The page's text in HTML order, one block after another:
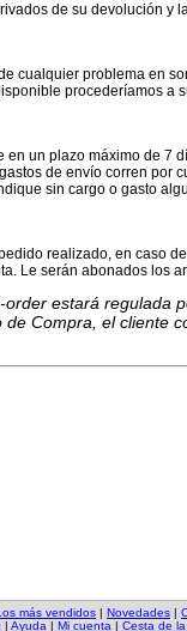
de su devolución y
cualquier problema en
procederíamos a
un plazo máximo de 7
de envío corren
sin cargo o gasto
realizado, en caso
Le serán abonados los
estará regulada
Compra, el cliente
más vendidos | Novedades |
| Ayuda | Mi cuenta | Cesta de